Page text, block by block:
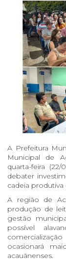
A Prefeitura
Municipal de
quarta-feira
debater
cadeia
A região de
produção de
gestão
possível
ocasionará
acauãnenses.